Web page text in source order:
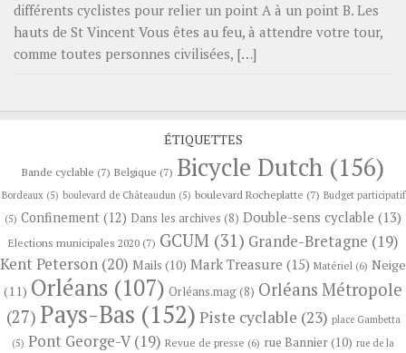
différents cyclistes pour relier un point A à un point B. Les
hauts de St Vincent Vous êtes au feu, à attendre votre tour,
comme toutes personnes civilisées, […]
ÉTIQUETTES
Bande cyclable (7) Belgique (7) Bicycle Dutch (156)
Bordeaux(5) boulevard de Châteaudun(5) boulevard Rocheplatte (7) Budget participatif
(5) Confinement (12) Dans les archives (8) Double-sens cyclable (13)
Elections municipales 2020(7) GCUM(31) Grande-Bretagne (19)
Kent Peterson (20) Mails (10) Mark Treasure (15) Matériel (6) Neige
(11) Orléans (107) Orléans.mag (8) Orléans Métropole
(27) Pays-Bas (152) Piste cyclable (23) place Gambetta
(5) Pont George-V(19) Revue de presse (6) rue Bannier(10) rue de la